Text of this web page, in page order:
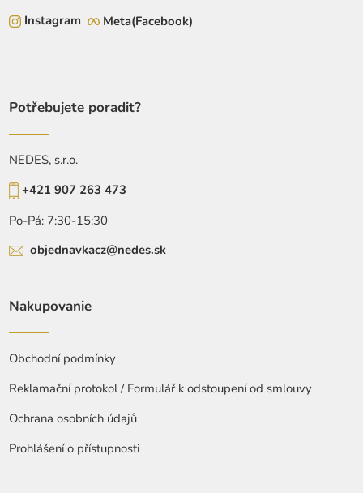
Instagram
Meta(Facebook)
Potřebujete poradit?
NEDES, s.r.o.
+421 907 263 473
Po-Pá: 7:30-15:30
objednavkacz@nedes.sk
Nakupovanie
Obchodní podmínky
Reklamační protokol / Formulář k odstoupení od smlouvy
Ochrana osobních údajů
Prohlášení o přístupnosti